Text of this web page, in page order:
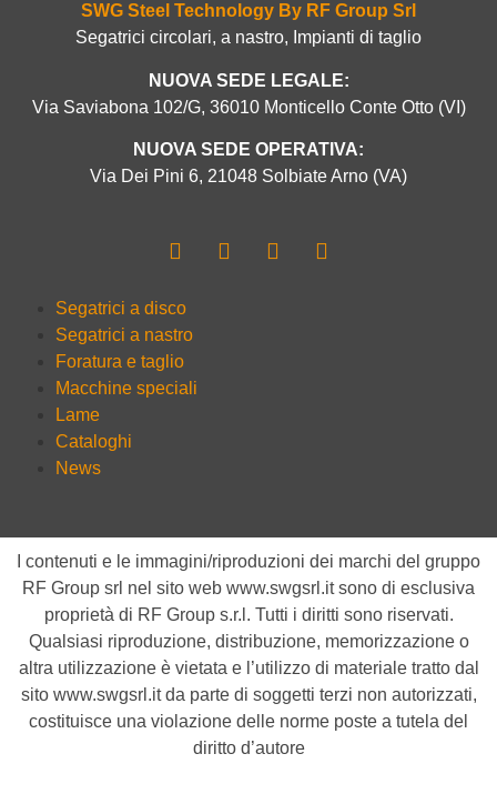
SWG Steel Technology By RF Group Srl
Segatrici circolari, a nastro, Impianti di taglio
NUOVA SEDE LEGALE:
Via Saviabona 102/G, 36010 Monticello Conte Otto (VI)
NUOVA SEDE OPERATIVA:
Via Dei Pini 6, 21048 Solbiate Arno (VA)
Segatrici a disco
Segatrici a nastro
Foratura e taglio
Macchine speciali
Lame
Cataloghi
News
I contenuti e le immagini/riproduzioni dei marchi del gruppo
RF Group srl nel sito web www.swgsrl.it sono di esclusiva
proprietà di RF Group s.r.l. Tutti i diritti sono riservati.
Qualsiasi riproduzione, distribuzione, memorizzazione o
altra utilizzazione è vietata e l’utilizzo di materiale tratto dal
sito www.swgsrl.itda parte di soggetti terzi non autorizzati,
costituisce una violazione delle norme poste a tutela del
diritto d’autore